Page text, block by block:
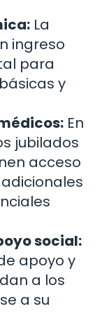
La
ingreso
para
y
En
jubilados
acceso
social:
apoyo y
a los
a su